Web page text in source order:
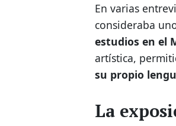
En varias
consideraba
estudios en el
artística,
su propio
La